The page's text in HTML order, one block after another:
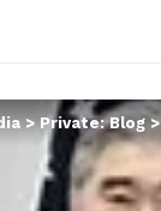
>Private: Blog >